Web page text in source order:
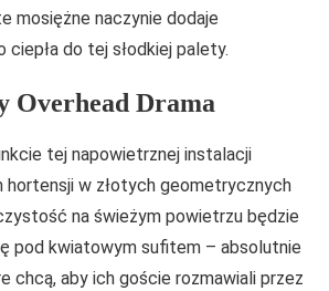
mosiężne naczynie dodaje
do tej słodkiej palety.
Overhead Drama
tej napowietrznej instalacji
hortensji w złotych geometrycznych
na świeżym powietrzu będzie
pod kwiatowym sufitem – absolutnie
chcą, aby ich goście rozmawiali przez